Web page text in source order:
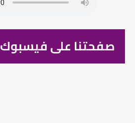
صفحتنا على فيسبوك